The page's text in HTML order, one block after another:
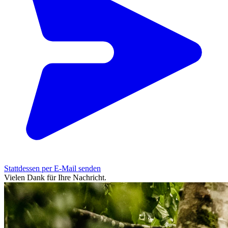
Stattdessen per E-Mail senden
Vielen Dank für Ihre Nachricht.